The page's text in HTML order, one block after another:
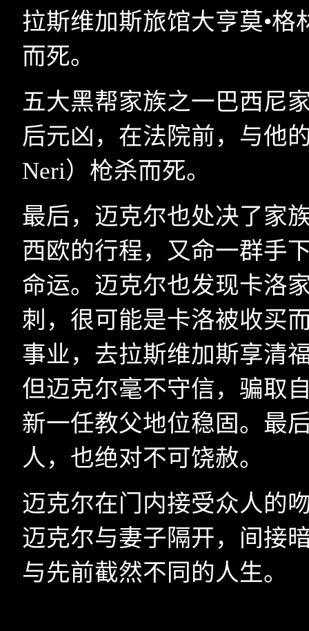
拉斯维加斯旅馆大亨莫•
而死。
五大黑帮家族之一巴西尼
后元凶，在法院前，与他
Neri）枪杀而死。
最后，迈克尔也处决了家
西欧的行程，又命一群手
命运。迈克尔也发现卡洛
刺，很可能是卡洛被收买
事业，去拉斯维加斯享清
但迈克尔毫不守信，骗取
新一任教父地位稳固。最
人，也绝对不可饶赦。
迈克尔在门内接受众人的
迈克尔与妻子隔开，间接
与先前截然不同的人生。